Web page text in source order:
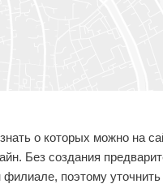
о которых можно на
Без создания
филиале, поэтому